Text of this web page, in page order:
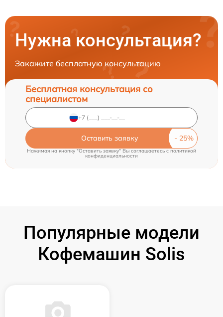
Нужна консультация?
Закажите бесплатную консультацию
Бесплатная консультация со
специалистом
Оставить заявку
Нажимая на кнопку "Оставить заявку" Вы соглашаетесь cполитикой
конфиденциальности
Популярные модели
Кофемашин Solis